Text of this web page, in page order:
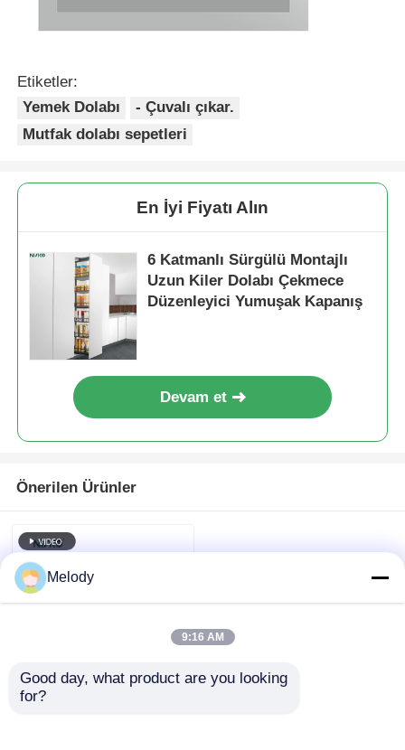
Etiketler:
Yemek Dolabı
- Çuvalı çıkar.
Mutfak dolabı sepetleri
En İyi Fiyatı Alın
6 Katmanlı Sürgülü Montajlı
Uzun Kiler Dolabı Çekmece
Düzenleyici Yumuşak Kapanış
Devam et
Önerilen Ürünler
Melody
9:16 AM
Good day, what product are you looking
for?